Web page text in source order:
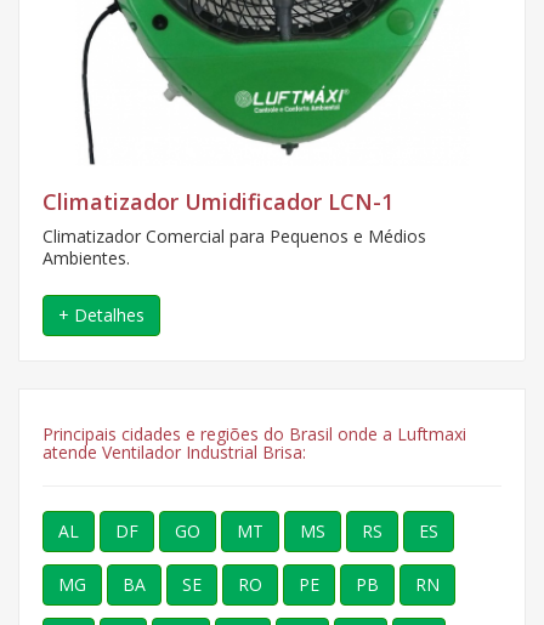
Climatizador Umidificador LCN-1
Climatizador Comercial para Pequenos e Médios
Ambientes.
+ Detalhes
Principais cidades e regiões do Brasil onde a Luftmaxi
atende Ventilador Industrial Brisa:
AL DF GO MT MS RS ES
MG BA SE RO PE PB RN